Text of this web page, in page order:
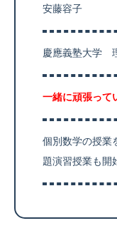
安藤容子
慶應義塾大学
一緒に頑張って
個別数学の授業
題演習授業も開